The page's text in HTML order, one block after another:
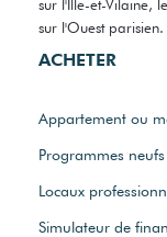
sur l'Ille-et-Vilaine,
sur l'Ouest parisien.
ACHETER
Appartement ou
Programmes neufs
Locaux
Simulateur de